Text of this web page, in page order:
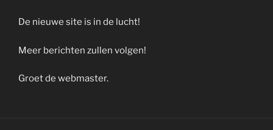
De nieuwe site is in de lucht!
Meer berichten zullen volgen!
Groet de webmaster.